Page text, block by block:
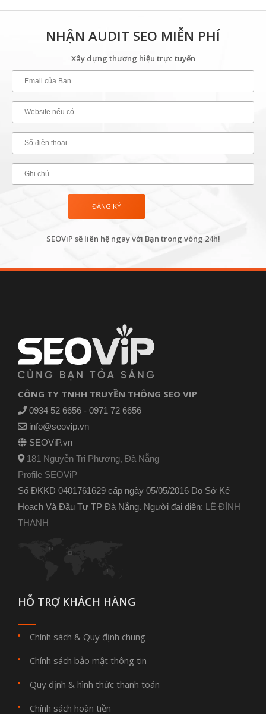
NHẬN AUDIT SEO MIỄN PHÍ
Xây dựng thương hiệu trực tuyến
SEOViP sẽ liên hệ ngay với Bạn trong vòng 24h!
CÔNG TY TNHH TRUYỀN THÔNG SEO VIP
0934 52 6656 - 0971 72 6656
info@seovip.vn
SEOViP.vn
181 Nguyễn Tri Phương, Đà Nẵng
Profile SEOViP
Số ĐKKD 0401761629 cấp ngày 05/05/2016 Do Sở Kế
Hoạch Và Đầu Tư TP Đà Nẵng. Người đại diện: LÊ ĐÌNH
THANH
HỖ TRỢ KHÁCH HÀNG
Chính sách & Quy định chung
Chính sách bảo mật thông tin
Quy định & hình thức thanh toán
Chính sách hoàn tiền